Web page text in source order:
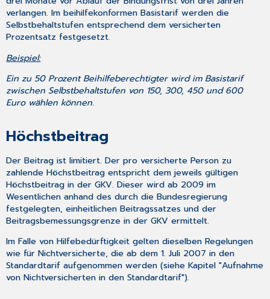
verlangen. Im beihilfekonformen Basistarif werden die
Selbstbehaltstufen entsprechend dem versicherten
Prozentsatz festgesetzt.
Beispiel:
Ein zu 50 Prozent Beihilfeberechtigter wird im Basistarif
zwischen Selbstbehaltstufen von 150, 300, 450 und 600
Euro wählen können.
Höchstbeitrag
Der Beitrag ist limitiert. Der pro versicherte Person zu
zahlende Höchstbeitrag entspricht dem jeweils gültigen
Höchstbeitrag in der GKV. Dieser wird ab 2009 im
Wesentlichen anhand des durch die Bundesregierung
festgelegten, einheitlichen Beitragssatzes und der
Beitragsbemessungsgrenze in der GKV ermittelt.
Im Falle von Hilfebedürftigkeit gelten dieselben Regelungen
wie für Nichtversicherte, die ab dem 1. Juli 2007 in den
Standardtarif aufgenommen werden (siehe Kapitel "Aufnahme
von Nichtversicherten in den Standardtarif").